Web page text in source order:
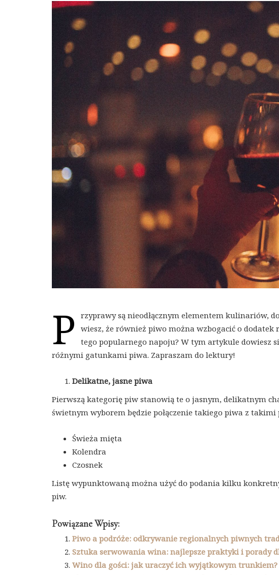
P
rzyprawy są nieodłącznym elementem kulinariów,
wiesz, że również piwo można wzbogacić o
tego popularnego napoju? W tym artykule dowiesz
różnymi gatunkami piwa. Zapraszam do lektury!
Delikatne, jasne piwa
Pierwszą kategorię piw stanowią te o jasnym, delikatnym
świetnym wyborem będzie połączenie takiego piwa z
Świeża mięta
Kolendra
Czosnek
Listę wypunktowaną można użyć do podania kilku
piw.
Powiązane Wpisy:
Piwo a podróże: odkrywanie regionalnych piwnych
Sztuka serwowania wina: najlepsze praktyki i porady
Wino dla gości: jak uraczyć ich wyjątkowym trunkiem?